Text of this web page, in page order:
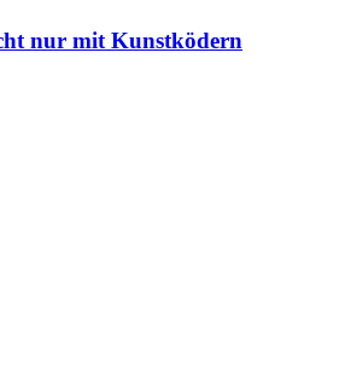
nur mit Kunstködern